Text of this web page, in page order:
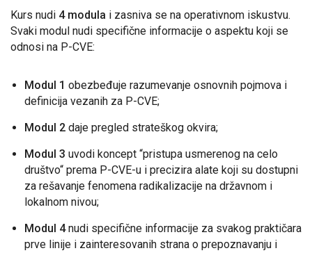
Kurs nudi 4 modula i zasniva se na operativnom iskustvu.
Svaki modul nudi specifične informacije o aspektu koji se
odnosi na P-CVE:
Modul 1 obezbeđuje razumevanje osnovnih pojmova i
definicija vezanih za P-CVE;
Modul 2 daje pregled strateškog okvira;
Modul 3 uvodi koncept “pristupa usmerenog na celo
društvo“ prema P-CVE-u i precizira alate koji su dostupni
za rešavanje fenomena radikalizacije na državnom i
lokalnom nivou;
Modul 4nudi specifične informacije za svakog praktičara
prve linije i zainteresovanih strana o prepoznavanju i